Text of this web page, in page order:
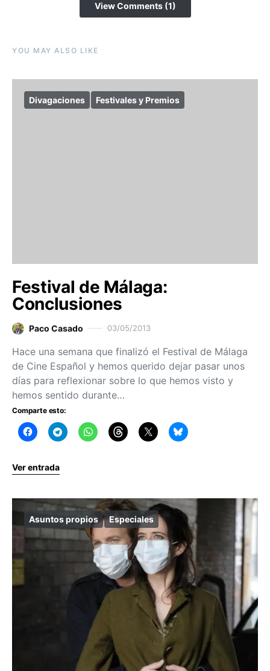
View Comments (1)
YOU MAY ALSO LIKE
Divagaciones Festivales y Premios
Festival de Málaga:
Conclusiones
Paco Casado 03/05/2013
Hace una semana que finalizó el Festival de Málaga
de Cine Español y hemos querido dejar pasar unos
días para reflexionar sobre lo que hemos visto y
hemos sentido durante…
Comparte esto:
Ver entrada
Asuntos propios Especiales